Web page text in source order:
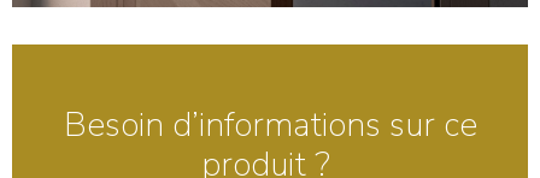
Besoin d’informations sur ce
produit ?